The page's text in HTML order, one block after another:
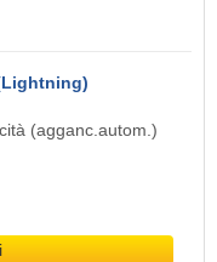
(agganc.autom.)